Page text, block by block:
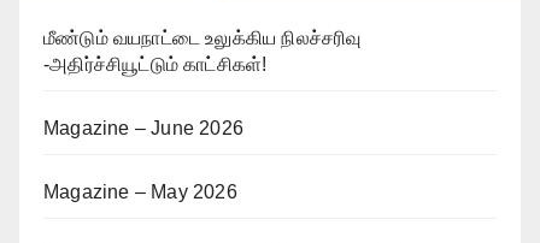
மீண்டும் வயநாட்டை உலுக்கிய நிலச்சரிவு
-அதிர்ச்சியூட்டும் காட்சிகள்!
Magazine – June 2026
Magazine – May 2026